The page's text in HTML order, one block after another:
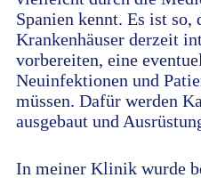
Spanien kennt. Es ist so,
Krankenhäuser derzeit
vorbereiten, eine
Neuinfektionen und
müssen. Dafür werden
ausgebaut und
In meiner Klinik wurde